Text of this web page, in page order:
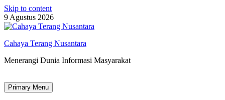
Skip to content
9 Agustus 2026
Cahaya Terang Nusantara
Menerangi Dunia Informasi Masyarakat
Primary Menu